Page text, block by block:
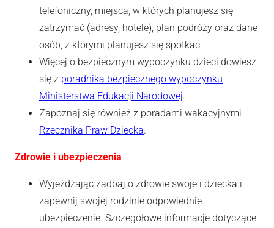
telefoniczny, miejsca, w których planujesz się
zatrzymać (adresy, hotele), plan podróży oraz dane
osób, z którymi planujesz się spotkać.
Więcej o bezpiecznym wypoczynku dzieci dowiesz
się z poradnika bezpiecznego wypoczynku
Ministerstwa Edukacji Narodowej.
Zapoznaj się również z poradami wakacyjnymi
Rzecznika Praw Dziecka.
Zdrowie i ubezpieczenia
Wyjeżdżając zadbaj o zdrowie swoje i dziecka i
zapewnij swojej rodzinie odpowiednie
ubezpieczenie. Szczegółowe informacje dotyczące